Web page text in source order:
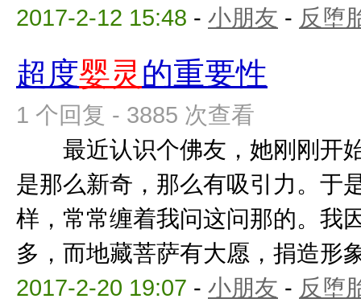
2017-2-12 15:48 - 小朋友 - 反堕
超度婴灵 的重要性
1 个回复 - 3885 次查看
最近认识个佛友，她刚刚开
是那么新奇，那么有吸引力。于
样，常常缠着我问这问那的。我
多，而地藏菩萨有大愿，捐造形
2017-2-20 19:07 - 小朋友 - 反堕